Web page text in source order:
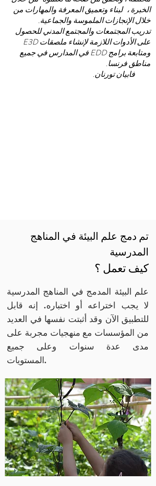
الخبرة ، لبناء وتعميق المعرفة والمهارات من
خلال الإنجازات الملموسة والجماعية.
تدريب المجتمعات والمجتمع المدني للحصول
على الأدوات اللازمة لإنشاء ملصقات E3D
ومتابعة برامج EDD في المدارس في جميع
مناطق فرنسا.
فابيان تورنان.
تم دمج علم البيئة في المناهج
المدرسية
كيف تعمل ؟
علم البيئة المدمج في المناهج المدرسية
لا يجب اختراعه أو اختباره. إنه قابل
للتطبيق الآن وقد أثبتت نفسها في العديد
من المؤسسات مع منهجيات مجربة على
مدى عدة سنوات وعلى جميع
المستويات.